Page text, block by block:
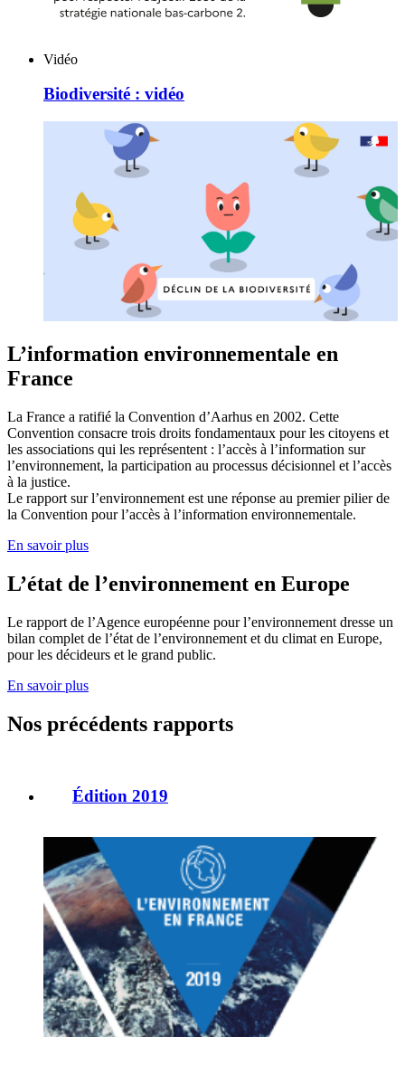
Vidéo
Biodiversité : vidéo
L’information environnementale en
France
La France a ratifié la Convention d’Aarhus en 2002. Cette
Convention consacre trois droits fondamentaux pour les citoyens et
les associations qui les représentent : l’accès à l’information sur
l’environnement, la participation au processus décisionnel et l’accès
à la justice.
Le rapport sur l’environnement est une réponse au premier pilier de
la Convention pour l’accès à l’information environnementale.
En savoir plus
L’état de l’environnement en Europe
Le rapport de l’Agence européenne pour l’environnement dresse un
bilan complet de l’état de l’environnement et du climat en Europe,
pour les décideurs et le grand public.
En savoir plus
Nos précédents rapports
Édition 2019